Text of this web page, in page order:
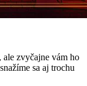
ale zvyčajne vám ho
sa aj trochu